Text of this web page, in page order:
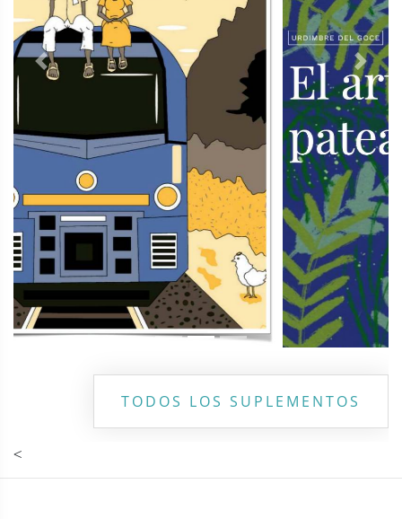
Previous Next
TODOS LOS SUPLEMENTOS
<